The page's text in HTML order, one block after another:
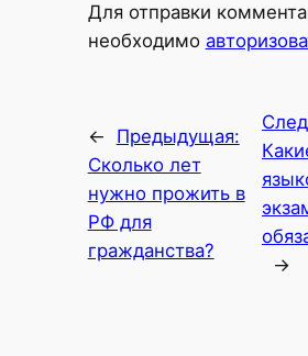
Для отправки
необходимо
←
Предыдущая:
Сколько лет
нужно прожить в
РФ для
гражданства?
→